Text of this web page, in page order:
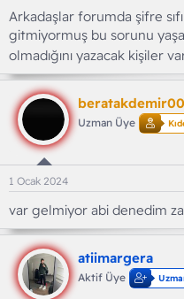
a
t
a
r
i
h
Arkadaşlar forumda şifre
gitmiyormuş bu sorunu
olmadığını yazacak kişiler
beratakdemir00
Uzman Üye
1 Ocak 2024
var gelmiyor abi denedim
atiimargera
Aktif Üye